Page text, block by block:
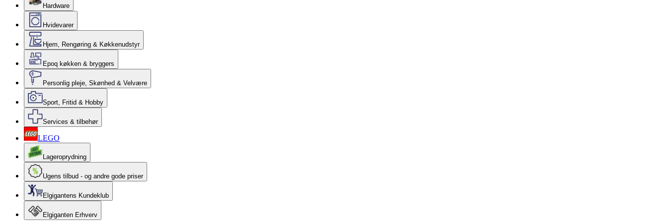
Hardware
Hvidevarer
Hjem, Rengøring & Køkkenudstyr
Epoq køkken & bryggers
Personlig pleje, Skønhed & Velvære
Sport, Fritid & Hobby
Services & tilbehør
LEGO
Lageroprydning
Ugens tilbud - og andre gode priser
Elgigantens Kundeklub
Elgiganten Erhverv